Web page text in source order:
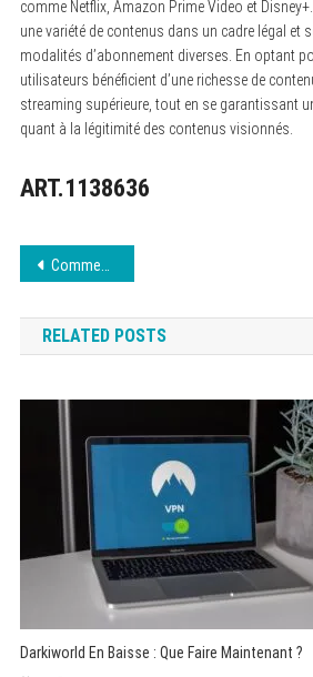
comme Netflix, Amazon Prime Video et
une variété de contenus dans un cadre légal et
modalités d’abonnement diverses. En optant
utilisateurs bénéficient d’une richesse de
streaming supérieure, tout en se garantissant
quant à la légitimité des contenus visionnés.
ART.1138636
Navigation
de
l’article
Comment convertir YouTube en MP3 gratuit et rapide ?
RELATED POSTS
Darkiworld En Baisse : Que Faire Maintenant ?